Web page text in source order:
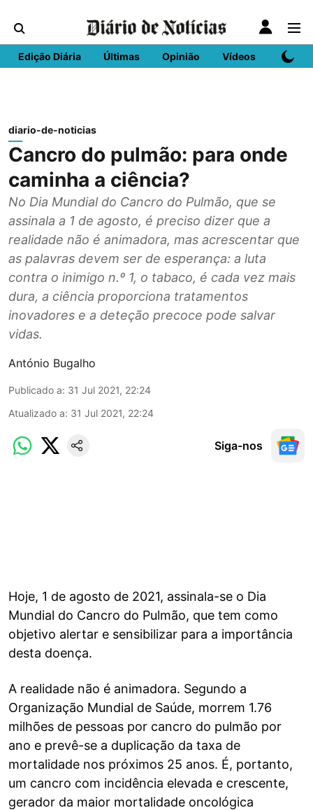
Edição Diária Últimas Opinião Vídeos DN
diario-de-noticias
Cancro do pulmão: para onde
caminha a ciência?
No Dia Mundial do Cancro do Pulmão, que se
assinala a 1 de agosto, é preciso dizer que a
realidade não é animadora, mas acrescentar que
as palavras devem ser de esperança: a luta
contra o inimigo n.º 1, o tabaco, é cada vez mais
dura, a ciência proporciona tratamentos
inovadores e a deteção precoce pode salvar
vidas.
António Bugalho
Publicado a: 31 Jul 2021, 22:24
Atualizado a: 31 Jul 2021, 22:24
Siga-nos
Hoje, 1 de agosto de 2021, assinala-se o Dia
Mundial do Cancro do Pulmão, que tem como
objetivo alertar e sensibilizar para a importância
desta doença.
A realidade não é animadora. Segundo a
Organização Mundial de Saúde, morrem 1.76
milhões de pessoas por cancro do pulmão por
ano e prevê-se a duplicação da taxa de
mortalidade nos próximos 25 anos. É, portanto,
um cancro com incidência elevada e crescente,
gerador da maior mortalidade oncológica